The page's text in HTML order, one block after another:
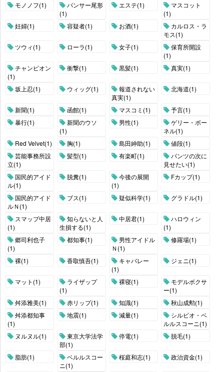
モノノフ(1)
パンサー尾形
(1)
エステ(1)
マスコット
(1)
妊婦(1)
容疑者(1) お酒(1)
カルロス・ラ
モス(1)
ツウィ(1)
ローラ(1) 女子(1)
保育所開設
(1)
チャンピオン
(1)
衝撃(1) 黒髪(1) 真実(1)
坂上忍(1) ウィッグ(1)
報道されない
真実(1)
北海道(1)
新聞(1) 函館(1) マスコミ(1)
予言(1)
暴行(1)
新聞のウソ
(1)
男性(1)
ゲリー・ボー
ネル(1)
Red Velvet(1)
胸(1) 島田紳助(1)
値段(1)
芸能事務所設
立(1)
髪型(1) 有楽町(1)
パンツの次に
見せたい(1)
国民的アイド
ル(1)
脱糞(1)
今後の展開
(1)
Fカップ(1)
国民的アイド
ルＮ(1)
ブス(1) 疑似科学(1) グラドル(1)
スマップ中居
(1)
知らないと人
生損する(1)
中居君(1)
ハロウィン
(1)
郷司利也子
(1)
都知事(1)
男性アイドル
Ｎ(1)
修羅場(1)
裸(1) 香取慎吾(1)
キャバレー
(1)
ジェニ(1)
マット(1)
ライザップ
(1)
裸寝(1)
モデルボクサ
ー(1)
舛添雅美(1)
赤リップ(1) 知識(1)
秋山成勲(1)
舛添都知事
(1)
地震(1) 減量(1)
シルビオ・ベ
ルルスコーニ(1)
ヌルヌル(1)
東京大学法学
部(1)
停電(1) 脱毛(1)
脂肪(1)
ベルルスコー
ニ(1)
桜庭和志(1) 政治資金(1)